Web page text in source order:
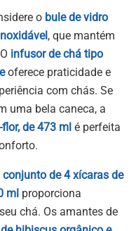
o bule de vidro
, que mantém
infusor de chá tipo
oferece praticidade e
com chás. Se
uma bela caneca, a
de 473 ml é perfeita
conjunto de 4 xícaras de
ml proporciona
chá. Os amantes de